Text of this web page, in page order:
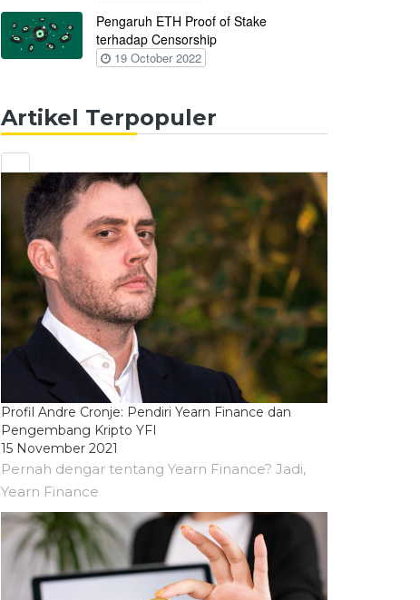
Pengaruh ETH Proof of Stake
terhadap Censorship
19 October 2022
Artikel Terpopuler
Profil Andre Cronje: Pendiri Yearn Finance dan
Pengembang Kripto YFI
15 November 2021
Pernah dengar tentang Yearn Finance? Jadi,
Yearn Finance